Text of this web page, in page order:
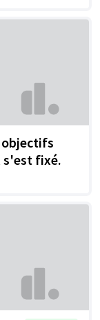
objectifs
s'est fixé.